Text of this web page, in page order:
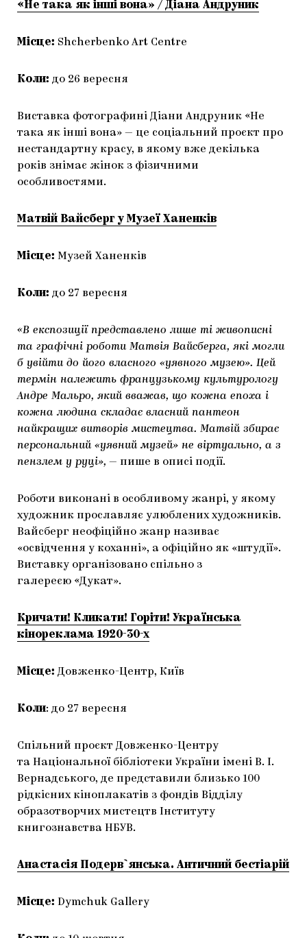
«Не така як інші вона» / Діана Андруник
Місце: Shcherbenko Art Centre
Коли: до 26 вересня
Виставка фотографині Діани Андруник «Не
така як інші вона» — це соціальний проєкт про
нестандартну красу, в якому вже декілька
років знімає жінок з фізичними
особливостями.
Матвій Вайсберг у Музеї Ханенків
Місце: Музей Ханенків
Коли: до 27 вересня
«В експозиції представлено лише ті живописні
та графічні роботи Матвія Вайсберга, які могли
б увійти до його власного «уявного музею». Цей
термін належить французькому культурологу
Андре Мальро, який вважав, що кожна епоха і
кожна людина складає власний пантеон
найкращих витворів мистецтва. Матвій збирає
персональний «уявний музей» не віртуально, а з
пензлем у руці», — пише в описі події.
Роботи виконані в особливому жанрі, у якому
художник прославляє улюблених художників.
Вайсберг неофіційно жанр називає
«освідчення у коханні», а офіційно як «штудії».
Виставку організовано спільно з
галереєю «Дукат».
Кричати! Кликати! Горіти! Українська
кінореклама 1920-30-х
Місце: Довженко-Центр, Київ
Коли: до 27 вересня
Спільний проєкт Довженко-Центру
та Національної бібліотеки України імені В. І.
Вернадського, де представили близько 100
рідкісних кіноплакатів з фондів Відділу
образотворчих мистецтв Інституту
книгознавства НБУВ.
Анастасія Подерв`янська. Античний бестіарій
Місце: Dymchuk Gallery